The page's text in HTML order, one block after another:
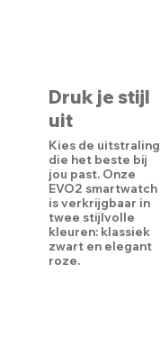
Druk je stijl
uit
Kies de uitstraling
die het beste bij
jou past. Onze
EVO2 smartwatch
is verkrijgbaar in
twee stijlvolle
kleuren: klassiek
zwart en elegant
roze.